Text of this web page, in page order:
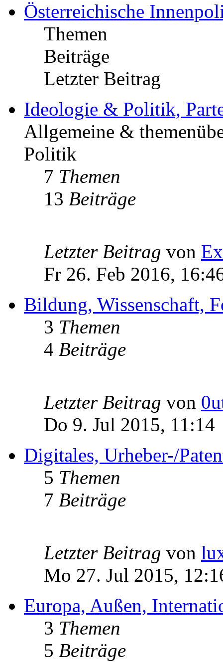
Österreichische
Themen
Beiträge
Letzter Beitrag
Ideologie & Politik,
Allgemeine &
Politik
7 Themen
13 Beiträge
Letzter Beitrag von
Fr 26. Feb 2016,
Bildung, Wissenschaft,
3 Themen
4 Beiträge
Letzter Beitrag von
Do 9. Jul 2015, 11:14
Digitales, Urheber-/
5 Themen
7 Beiträge
Letzter Beitrag von
Mo 27. Jul 2015,
Europa, Außen,
3 Themen
5 Beiträge